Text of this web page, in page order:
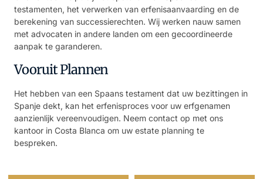
testamenten, het verwerken van erfenisaanvaarding en de
berekening van successierechten. Wij werken nauw samen
met advocaten in andere landen om een gecoordineerde
aanpak te garanderen.
Vooruit Plannen
Het hebben van een Spaans testament dat uw bezittingen in
Spanje dekt, kan het erfenisproces voor uw erfgenamen
aanzienlijk vereenvoudigen. Neem contact op met ons
kantoor in Costa Blanca om uw estate planning te
bespreken.